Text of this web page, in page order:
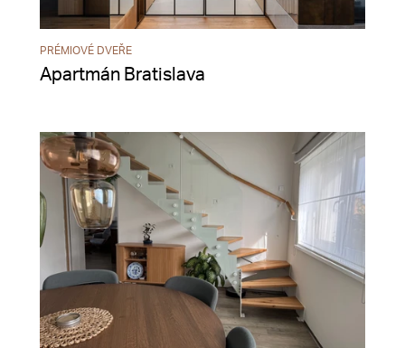
PRÉMIOVÉ DVEŘE
Apartmán Bratislava